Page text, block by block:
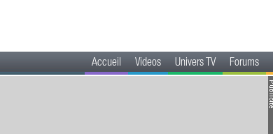
Accueil Videos Univers TV Forums